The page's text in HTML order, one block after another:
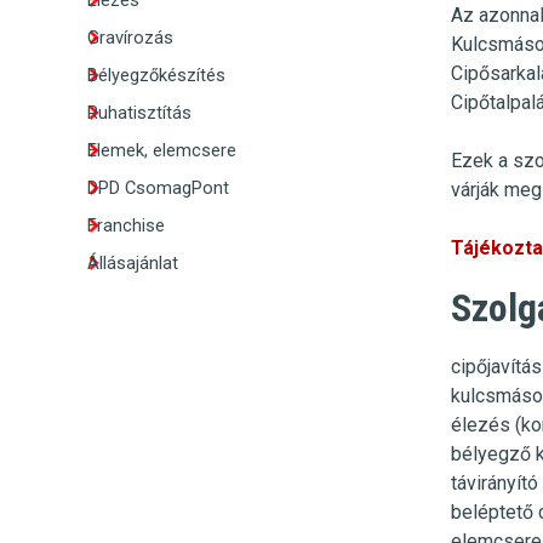
Gravírozás
Bélyegzőkészítés
Ruhatisztítás
Elemek, elemcsere
DPD CsomagPont
Franchise
Állásajánlat
Az
Ezek a
várják
élezés
bélyegző
beléptető